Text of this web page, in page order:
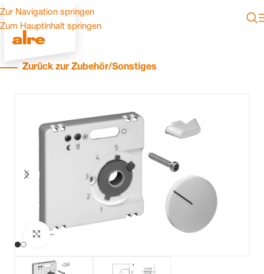
Zur Navigation springen
Zum Hauptinhalt springen
Zurück zur Zubehör/Sonstiges
Zum Vergrößern klicken